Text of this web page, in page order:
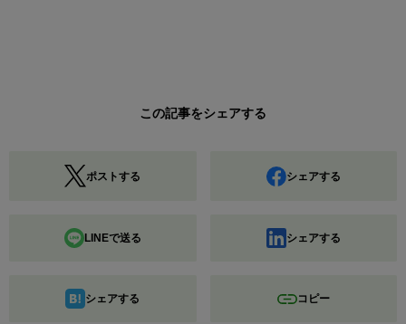
この記事をシェアする
ポストする シェアする
LINEで送る シェアする
シェアする コピー